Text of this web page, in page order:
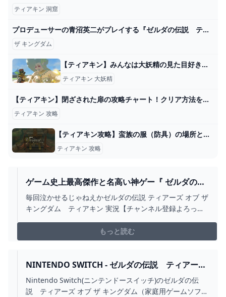
ティアキン 洞窟
プロデューサーの青沼英二がプレイする『ゼルダの伝説 ティアーズ オブ ザ キングダム』 - YouTube
ザ キングダム
【ティアキン】みんなは大妖精の見た目好き？嫌い？【ティアーズオブザキングダム】 ゼルダの伝説ティアーズオブザキングダム(ティアキン)攻略まとめ-コログ速報
ティアキン 大妖精
【ティアキン】閉ざされた扉の攻略チャート！クリア方法を紹介！ - YouTube
ティアキン 攻略
【ティアキン攻略】蛮族の服（防具）の場所と取り方｜ラムダの財宝・ゴングルの丘の洞窟【ゼルダティアーズオブザキングダム】│KOUs gameplay guide
ティアキン 攻略
ゲーム史上最高傑作と名高い神ゲー『 ゼルダの伝
説 ティアーズ オブ ザ キングダム 』#13 -
YOUTUBE
毎回泣かせるじゃねえかゼルダの伝説 ティアーズ オブ ザ
キングダム ティアキン 実況【チャンネル登録よろっ
http://twitter.com/kiyo_saiore【インスタグラム】
http://www.instagram.com/kiyo_yu...
もっと読む
NINTENDO SWITCH - ゼルダの伝説 ティアーズ
オブ ザ キングダムの通販 BY まーまれーどS
SHOP｜ニンテンドースイッチならラクマ
Nintendo Switch(ニンテンドースイッチ)のゼルダの伝
説 ティアーズ オブ ザ キングダム（家庭用ゲームソフ